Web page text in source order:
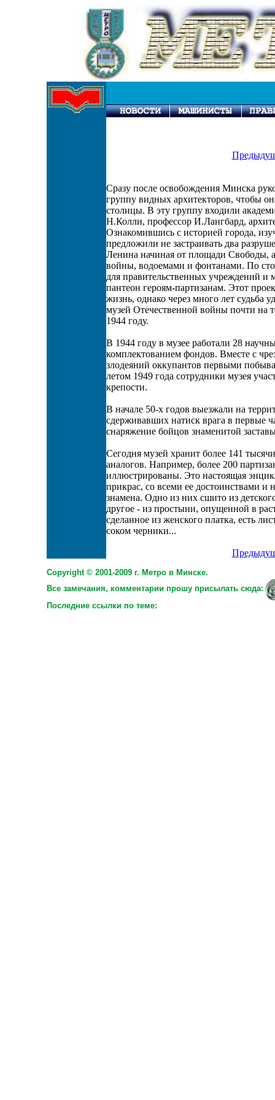
Сразу после освобождения Минска
группу видных архитекторов, чтобы
столицы. В эту группу входили
Н.Колли, профессор И.Лангбард,
Ознакомившись с историей города,
предложили не застраивать два
Ленина начиная от площади Свободы,
войны, водоемами и фонтанами. По
для правительственных учреждений и
пантеон героям-партизанам. Этот
жизнь, однако через много лет судьба
музей Отечественной войны почти на
1944 году.
В 1944 году в музее работали 28
комплектованием фондов. Вместе с
злодеяний оккупантов первыми
летом 1949 года сотрудники музея
крепости.
В начале 50-х годов выезжали на
сдерживавших натиск врага в первые
снаряжение бойцов знаменитой
Сегодня музей хранит более 141
аналогов. Например, более 200
иллюстрированы. Это настоящая
прикрас, со всеми ее достоинствами и
знамена. Одно из них сшито из
другое - из простыни, опущенной в
сделанное из женского платка, есть
соком черники...
Copyright © 2001-2009 г. Метро в Минске.
Все замечания, комментарии прошу присылать сюда:
Последние ссылки по теме: